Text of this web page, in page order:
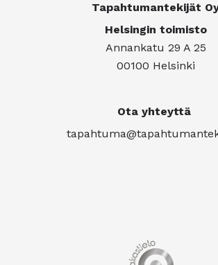
Tapahtumantekijät
Helsingin toimisto
Annankatu 29 A 25
00100 Helsinki
Ota yhteyttä